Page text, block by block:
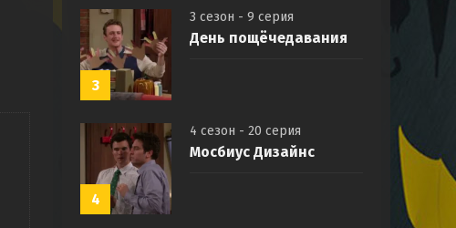
3
3 сезон - 9 серия
День пощёчедавания
4
4 сезон - 20 серия
Мосбиус Дизайнс